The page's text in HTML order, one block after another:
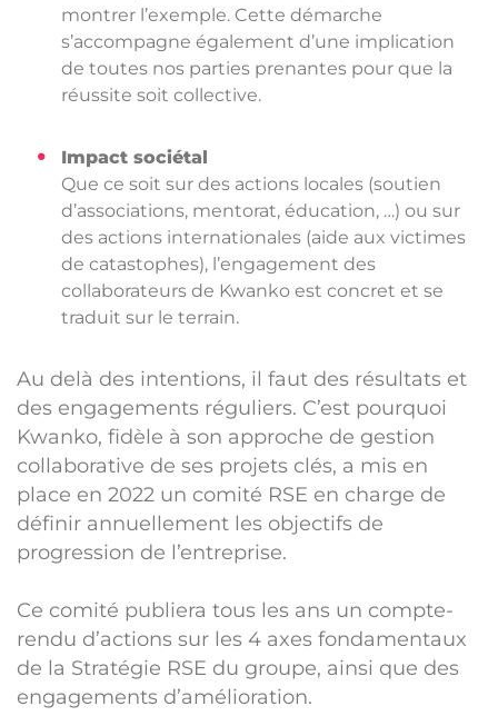
montrer l’exemple. Cette démarche
s’accompagne également d’une implication
de toutes nos parties prenantes pour que la
réussite soit collective.
Impact sociétal
Que ce soit sur des actions locales (soutien
d’associations, mentorat, éducation, …) ou sur
des actions internationales (aide aux victimes
de catastophes), l’engagement des
collaborateurs de Kwanko est concret et se
traduit sur le terrain.
Au delà des intentions, il faut des résultats et
des engagements réguliers. C’est pourquoi
Kwanko, fidèle à son approche de gestion
collaborative de ses projets clés, a mis en
place en 2022 un comité RSE en charge de
définir annuellement les objectifs de
progression de l’entreprise.
Ce comité publiera tous les ans un compte-
rendu d’actions sur les 4 axes fondamentaux
de la Stratégie RSE du groupe, ainsi que des
engagements d’amélioration.